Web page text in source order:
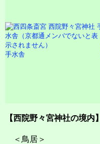
手水舎
【西院野々宮神社の境内】
＜鳥居＞